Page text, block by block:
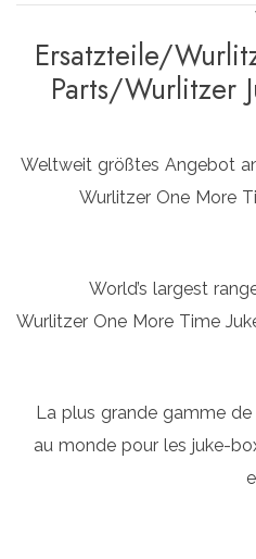
Ersatzteile/
Parts/Wurlitzer
Weltweit größtes Angebot
Wurlitzer One More
World’s largest
Wurlitzer One More Time
La plus grande gamme de
au monde pour les juke-